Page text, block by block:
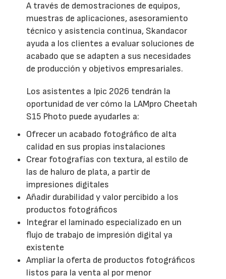
A través de demostraciones de equipos,
muestras de aplicaciones, asesoramiento
técnico y asistencia continua, Skandacor
ayuda a los clientes a evaluar soluciones de
acabado que se adapten a sus necesidades
de producción y objetivos empresariales.
Los asistentes a Ipic 2026 tendrán la
oportunidad de ver cómo la LAMpro Cheetah
S15 Photo puede ayudarles a:
Ofrecer un acabado fotográfico de alta
calidad en sus propias instalaciones
Crear fotografías con textura, al estilo de
las de haluro de plata, a partir de
impresiones digitales
Añadir durabilidad y valor percibido a los
productos fotográficos
Integrar el laminado especializado en un
flujo de trabajo de impresión digital ya
existente
Ampliar la oferta de productos fotográficos
listos para la venta al por menor